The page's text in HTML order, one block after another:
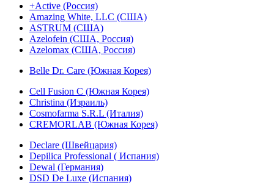
+Active (Россия)
Amazing White, LLC (США)
ASTRUM (США)
Azelofein (США, Россия)
Azelomax (США, Россия)
Belle Dr. Care (Южная Корея)
Cell Fusion C (Южная Корея)
Christina (Израиль)
Cosmofarma S.R.L (Италия)
CREMORLAB (Южная Корея)
Declare (Швейцария)
Depilica Professional ( Испания)
Dewal (Германия)
DSD De Luxe (Испания)